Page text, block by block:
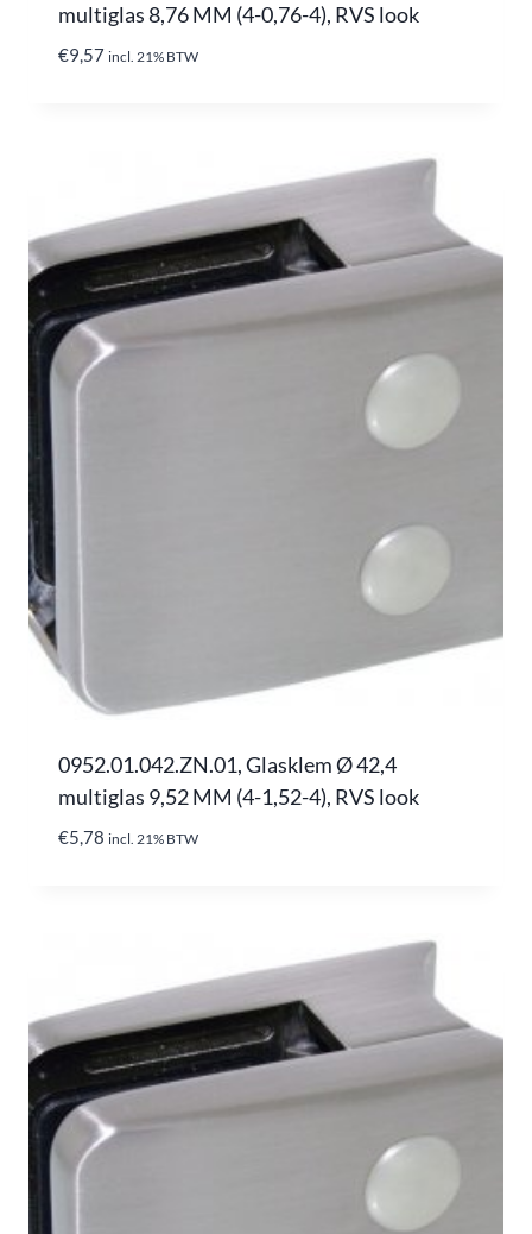
multiglas 8,76 MM (4-0,76-4), RVS look
€9,57 incl. 21% BTW
0952.01.042.ZN.01, Glasklem Ø 42,4
multiglas 9,52 MM (4-1,52-4), RVS look
€5,78 incl. 21% BTW